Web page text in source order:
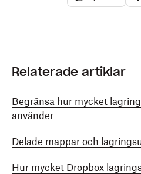
Relaterade artiklar
Begränsa hur mycket
använder
Delade mappar och
Hur mycket Dropbox